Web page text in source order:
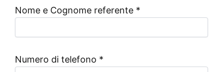
Nome e Cognome referente *
Numero di telefono *